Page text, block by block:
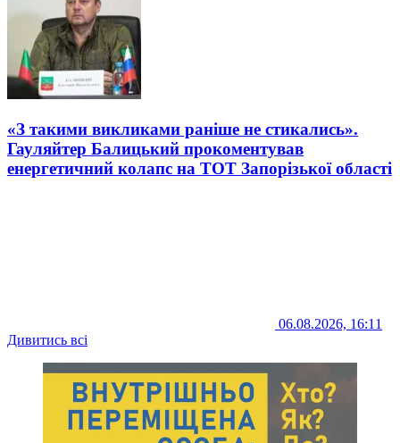
«З такими викликами раніше не стикались».
Гауляйтер Балицький прокоментував
енергетичний колапс на ТОТ Запорізької області
06.08.2026, 16:11
Дивитись всі